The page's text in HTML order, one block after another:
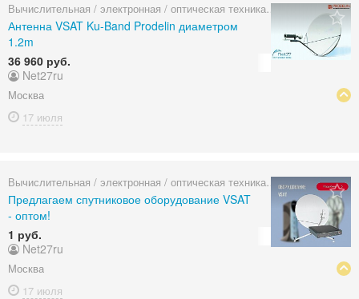
Вычислительная / электронная / оптическая техника
Антенна VSAT Ku-Band Prodelin диаметром
1.2m
36 960 руб.
Net27ru
Москва
17 июля
Вычислительная / электронная / оптическая техника
Предлагаем спутниковое оборудование VSAT
- оптом!
1 руб.
Net27ru
Москва
17 июля